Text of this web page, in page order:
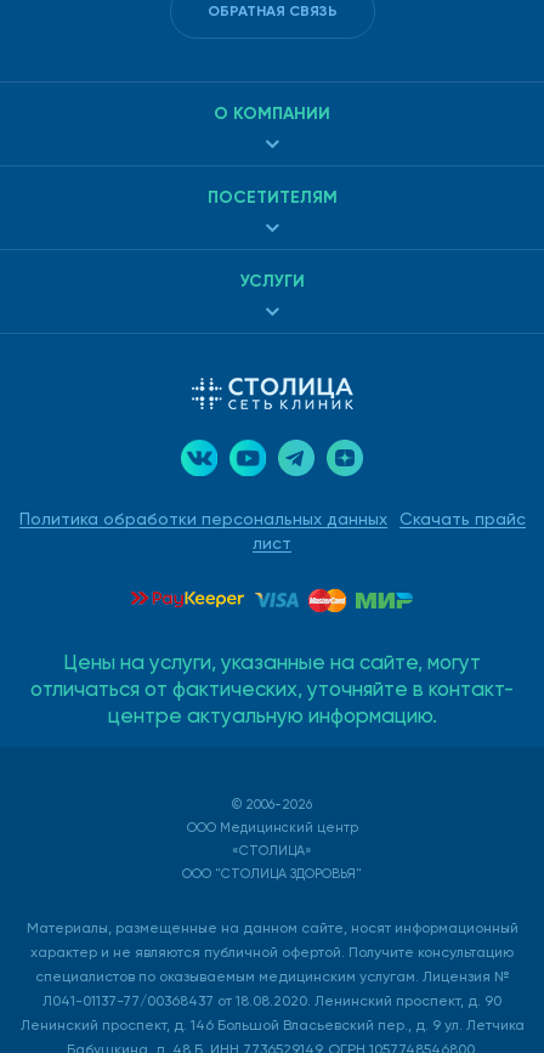
Политика обработки персональных данных
Скачать прайс
лист
О КОМПАНИИ
ПОСЕТИТЕЛЯМ
УСЛУГИ
ОБРАТНАЯ СВЯЗЬ
Цены на услуги, указанные на сайте, могут
отличаться от фактических, уточняйте в контакт-
центре актуальную информацию.
© 2006-2026
ООО Медицинский центр
«СТОЛИЦА»
ООО "СТОЛИЦА ЗДОРОВЬЯ"
Материалы, размещенные на данном сайте, носят информационный
характер и не являются публичной офертой. Получите консультацию
специалистов по оказываемым медицинским услугам. Лицензия №
Л041-01137-77/00368437 от 18.08.2020. Ленинский проспект, д. 90
Ленинский проспект, д. 146 Большой Власьевский пер., д. 9 ул. Летчика
Бабушкина, д. 48 Б. ИНН 7736529149, ОГРН 1057748546800.